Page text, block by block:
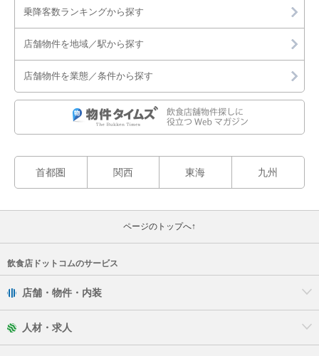
乗降客数ランキングから探す
店舗物件を地域／駅から探す
店舗物件を業態／条件から探す
首都圏 関西 東海 九州
ページのトップへ↑
飲食店ドットコムのサービス
店舗・物件・内装
人材・求人